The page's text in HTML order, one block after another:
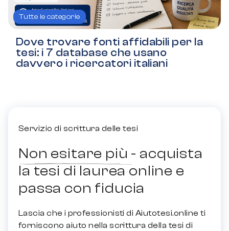
Tutte le categorie
Dove trovare fonti affidabili per la
tesi: i 7 database che usano
davvero i ricercatori italiani
Servizio di scrittura delle tesi
Non esitare più - acquista
la tesi di laurea online e
passa con fiducia
Lascia che i professionisti di Aiutotesi.online ti
forniscono aiuto nella scrittura della tesi di